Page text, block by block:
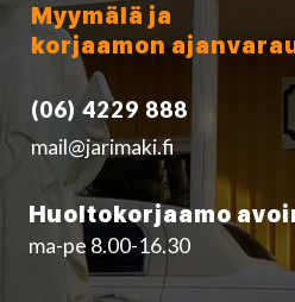
Myymälä ja
korjaamon
(06) 4229 888
mail@jarimaki.fi
Huoltokorjaamo
ma-pe 8.00-16.30